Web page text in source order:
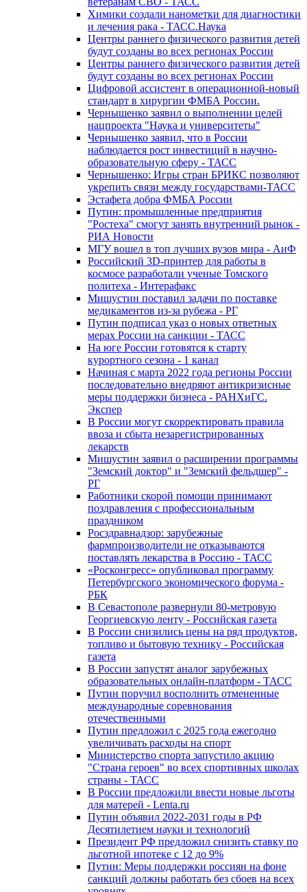
Химики создали нанометки для диагностики
и лечения рака - ТАСС.Наука
Центры раннего физического развития детей
будут созданы во всех регионах России
Центры раннего физического развития детей
будут созданы во всех регионах России
Цифровой ассистент в операционной-новый
стандарт в хирургии ФМБА России.
Чернышенко заявил о выполнении целей
нацпроекта "Наука и университеты"
Чернышенко заявил, что в России
наблюдается рост инвестиций в научно-
образовательную сферу - ТАСС
Чернышенко: Игры стран БРИКС позволяют
укрепить связи между государствами-ТАСС
Эстафета добра ФМБА России
Путин: промышленные предприятия
"Ростеха" смогут занять внутренний рынок -
РИА Новости
МГУ вошел в топ лучших вузов мира - АиФ
Российский 3D-принтер для работы в
космосе разработали ученые Томского
политеха - Интерафакс
Мишустин поставил задачи по поставке
медикаментов из-за рубежа - РГ
Путин подписал указ о новых ответных
мерах России на санкции - ТАСС
На юге России готовятся к старту
курортного сезона - 1 канал
Начиная с марта 2022 года регионы России
последовательно внедряют антикризисные
меры поддержки бизнеса - РАНХиГС.
Экспер
В России могут скорректировать правила
ввоза и сбыта незарегистрированных
лекарств
Мишустин заявил о расширении программы
"Земский доктор" и "Земский фельдшер" -
РГ
Работники скорой помощи принимают
поздравления с профессиональным
праздником
Росздравнадзор: зарубежные
фармпроизводители не отказываются
поставлять лекарства в Россию - ТАСС
«Росконгресс» опубликовал программу
Петербургского экономического форума -
РБК
В Севастополе развернули 80-метровую
Георгиевскую ленту - Российская газета
В России снизились цены на ряд продуктов,
топливо и бытовую технику - Российская
газета
В России запустят аналог зарубежных
образовательных онлайн-платформ - ТАСС
Путин поручил восполнить отмененные
международные соревнования
отечественными
Путин предложил с 2025 года ежегодно
увеличивать расходы на спорт
Министерство спорта запустило акцию
"Страна героев" во всех спортивных школах
страны - ТАСС
В России предложили ввести новые льготы
для матерей - Lenta.ru
Путин объявил 2022-2031 годы в РФ
Десятилетием науки и технологий
Президент РФ предложил снизить ставку по
льготной ипотеке с 12 до 9%
Путин: Меры поддержки россиян на фоне
санкций должны работать без сбоев на всех